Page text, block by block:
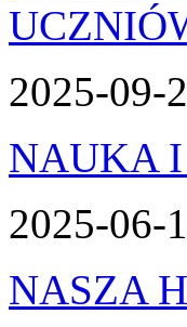
2025-09-
NAUKA
2025-06-
NASZA